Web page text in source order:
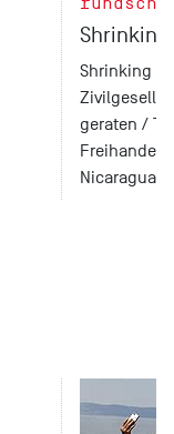
Shrinking
Shrinking
geraten /
Freihandel:
Nicaragua: